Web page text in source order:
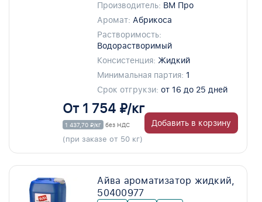
Производитель: ВМ Про
Аромат: Абрикоса
Растворимость:
Водорастворимый
Консистенция: Жидкий
Минимальная партия: 1
Срок отгрукзи: от 16 до 25 дней
От 1 754 ₽/кг
1 437,70 ₽/кг без НДС
(при заказе от 50 кг)
Добавить в корзину
Айва ароматизатор жидкий,
50400977